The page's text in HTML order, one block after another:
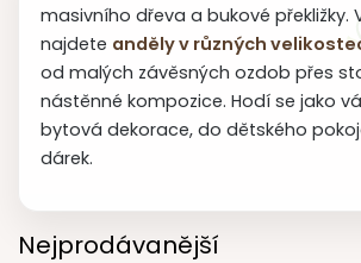
masivního dřeva a bukové překližky.
najdete anděly v různých
od malých závěsných ozdob přes
nástěnné kompozice. Hodí se jako
bytová dekorace, do dětského
dárek.
Nejprodávanější